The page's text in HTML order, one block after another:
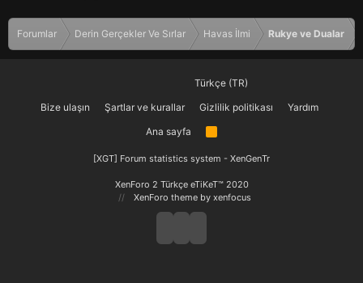
Forumlar Derin Gerçekler Ve Sırlar Havas İlmi Rukye ve Dualar
Türkçe (TR)
Bize ulaşın
Şartlar ve kurallar Gizlilik politikası
Yardım
Ana sayfa
R
[XGT] Forum statistics system - XenGenTr
XenForo 2 Türkçe eTiKeT™ 2020
XenForo theme by xenfocus